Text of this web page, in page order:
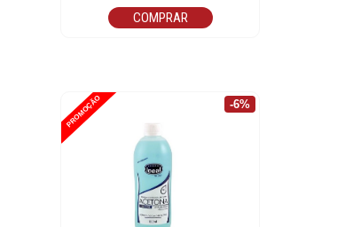
COMPRAR
PROMOÇÃO -6%